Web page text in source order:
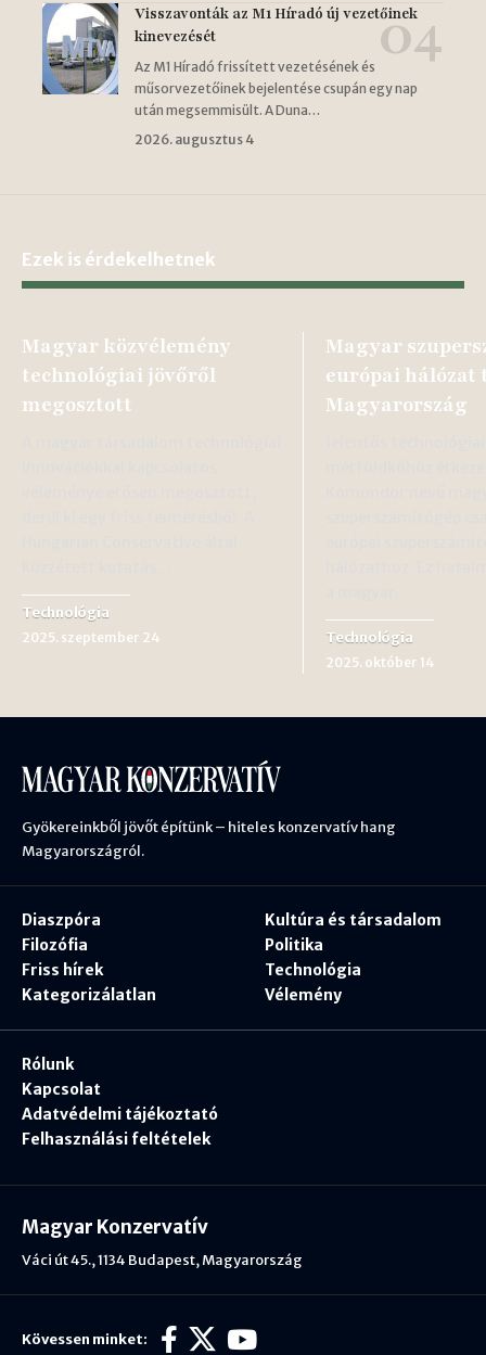
Visszavonták az M1 Híradó új vezetőinek
kinevezését
Az M1 Híradó frissített vezetésének és
műsorvezetőinek bejelentése csupán egy nap
után megsemmisült. A Duna…
2026. augusztus 4
Ezek is érdekelhetnek
Magyar közvélemény
technológiai jövőről
megosztott
Technológia
2025. szeptember 24
Magyar
európai
Magyarország
Technológia
2025. október 14
Gyökereinkből jövőt építünk – hiteles konzervatív hang
Magyarországról.
Diaszpóra
Filozófia
Friss hírek
Kategorizálatlan
Kultúra és társadalom
Politika
Technológia
Vélemény
Rólunk
Kapcsolat
Adatvédelmi tájékoztató
Felhasználási feltételek
Kövessen minket:
Magyar Konzervatív
Váci út 45., 1134 Budapest, Magyarország